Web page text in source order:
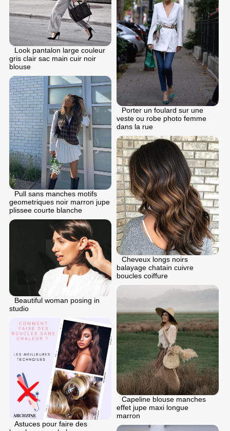
Look pantalon large couleur
gris clair sac main cuir noir
blouse
Porter un foulard sur une
veste ou robe photo femme
dans la rue
Pull sans manches motifs
geometriques noir marron jupe
plissee courte blanche
Cheveux longs noirs
balayage chatain cuivre
boucles coiffure
Beautiful woman posing in
studio
Capeline blouse manches
effet jupe maxi longue
marron
Astuces pour faire des